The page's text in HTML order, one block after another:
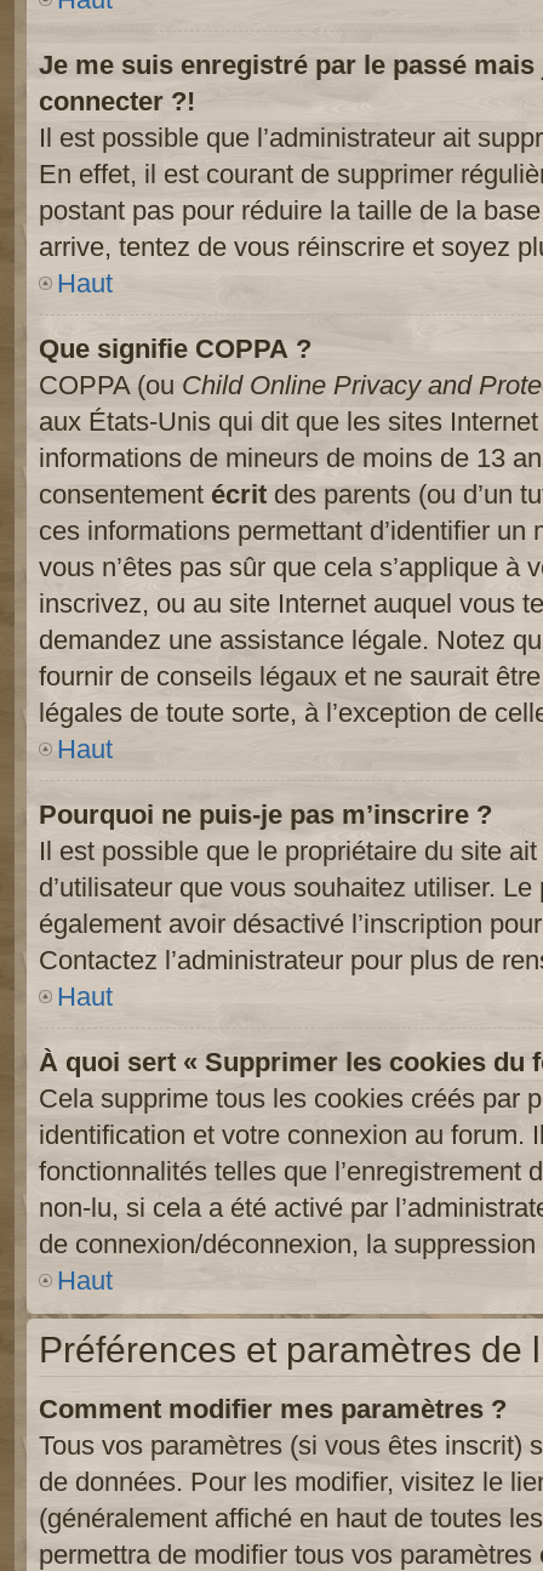
Je me suis enregistré par le passé
connecter ?!
Il est possible que l’administrateur ait
En effet, il est courant de supprimer
postant pas pour réduire la taille de la
arrive, tentez de vous réinscrire et soyez
Haut
Que signifie COPPA ?
COPPA (ou Child Online Privacy and
aux États-Unis qui dit que les sites
informations de mineurs de moins de 13
consentement écrit des parents (ou d’un
ces informations permettant d’identifier
vous n’êtes pas sûr que cela s’applique à
inscrivez, ou au site Internet auquel vous
demandez une assistance légale. Notez
fournir de conseils légaux et ne saurait
légales de toute sorte, à l’exception de
Haut
Pourquoi ne puis-je pas m’inscrire ?
Il est possible que le propriétaire du site
d’utilisateur que vous souhaitez utiliser.
également avoir désactivé l’inscription
Contactez l’administrateur pour plus de
Haut
À quoi sert « Supprimer les cookies du
Cela supprime tous les cookies créés par
identification et votre connexion au forum.
fonctionnalités telles que l’enregistrement
non-lu, si cela a été activé par
de connexion/déconnexion, la
Haut
Préférences et paramètres de
Comment modifier mes paramètres ?
Tous vos paramètres (si vous êtes inscrit)
de données. Pour les modifier, visitez le
(généralement affiché en haut de toutes
permettra de modifier tous vos paramètres